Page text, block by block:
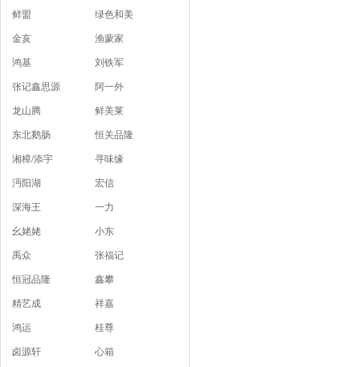
鲜盟
绿色和美
金亥
渔蒙家
鸿基
刘铁军
张记鑫思源
阿一外
龙山腾
鲜美莱
东北鹅肠
恒关品隆
湘樟/添宇
寻味缘
沔阳湖
宏信
深海王
一力
幺姥姥
小东
禹众
张福记
恒冠品隆
鑫攀
精艺成
祥嘉
鸿运
桂尊
卤源轩
心箱